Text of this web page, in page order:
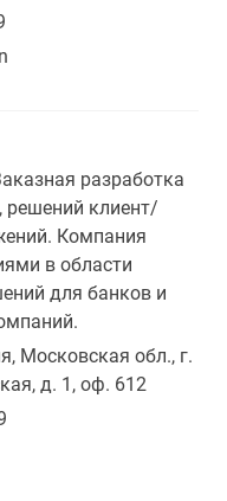
разработка
решений клиент/
Компания
в области
для банков и
Московская обл., г.
д. 1, оф. 612